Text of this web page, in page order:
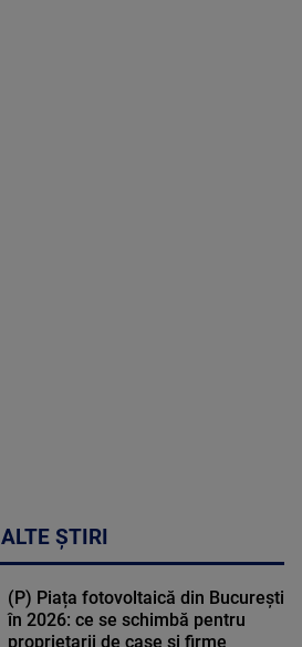
ALTE ȘTIRI
(P) Piața fotovoltaică din București
în 2026: ce se schimbă pentru
proprietarii de case și firme